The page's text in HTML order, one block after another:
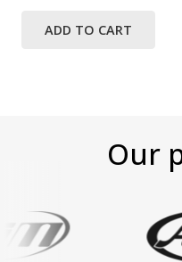
ADD TO CART
Our